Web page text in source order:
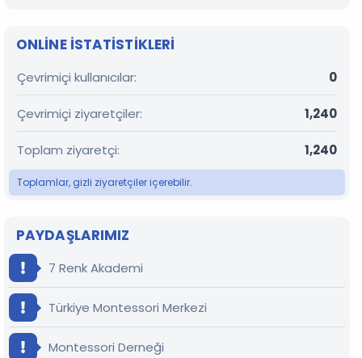
ONLINE ISTATISTIKLERI
Çevrimiçi kullanıcılar 0
Çevrimiçi ziyaretçiler 1,240
Toplam ziyaretçi 1,240
Toplamlar, gizli ziyaretçiler içerebilir.
PAYDAŞLARIMIZ
7 Renk Akademi
Türkiye Montessori Merkezi
Montessori Derneği